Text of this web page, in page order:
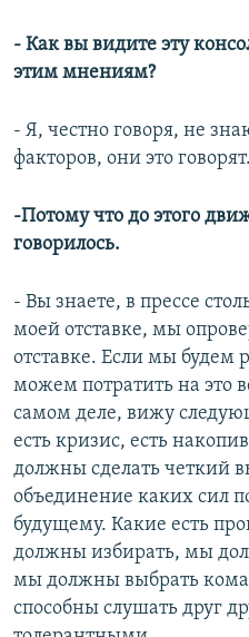
- Как вы видите эту
этим мнениям?
- Я, честно говоря, не
факторов, они это говорят.
-Потому что до этого
говорилось.
- Вы знаете, в прессе
моей отставке, мы
отставке. Если мы будем
можем потратить на это
самом деле, вижу
есть кризис, есть
должны сделать четкий
объединение каких сил
будущему. Какие есть
должны избирать, мы
мы должны выбрать
способны слушать друг